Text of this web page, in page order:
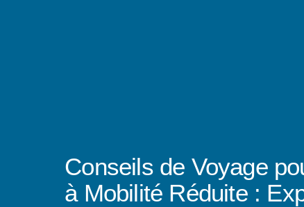
Conseils de Voyage
à Mobilité Réduite :